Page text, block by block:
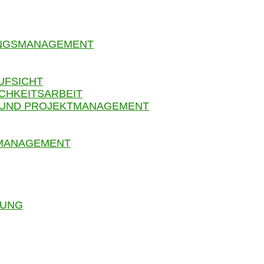
PROJEKTMANAGEMENT